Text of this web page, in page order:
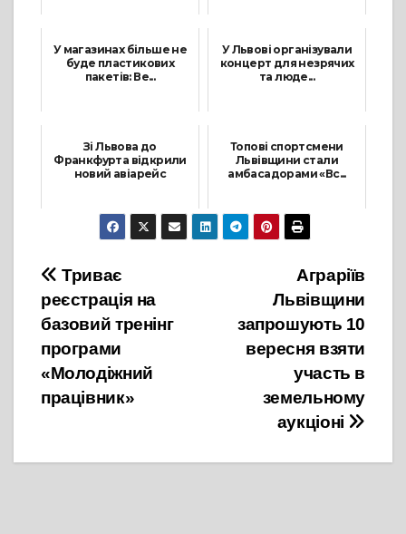
У магазинах більше не
буде пластикових
пакетів: Ве...
У Львові організували
концерт для незрячих
та люде...
Зі Львова до
Франкфурта відкрили
новий авіарейс
30 Квітня, 2021
Топові спортсмени
Львівщини стали
амбасадорами «Вс...
19 Січня, 2024
Навігація
записів
Аграріїв
Львівщини
запрошують 10
вересня взяти
участь в
земельному
аукціоні
Триває
реєстрація на
базовий тренінг
програми
«Молодіжний
працівник»